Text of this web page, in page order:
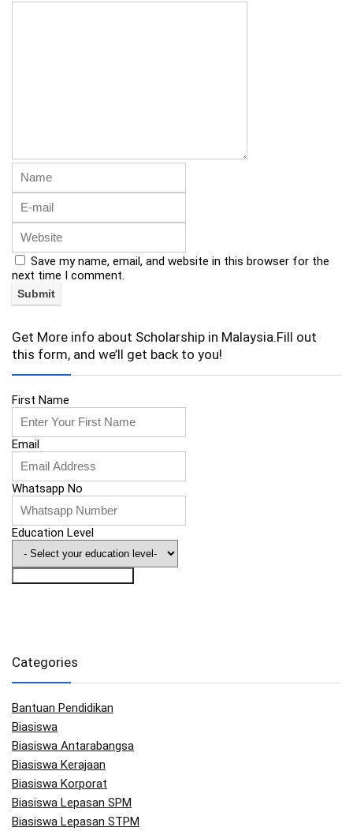
Save my name, email, and website in this browser for the
next time I comment.
Get More info about Scholarship in Malaysia.Fill out
this form, and we’ll get back to you!
First Name
Email
Whatsapp No
Education Level
Categories
Bantuan Pendidikan
Biasiswa
Biasiswa Antarabangsa
Biasiswa Kerajaan
Biasiswa Korporat
Biasiswa Lepasan SPM
Biasiswa Lepasan STPM